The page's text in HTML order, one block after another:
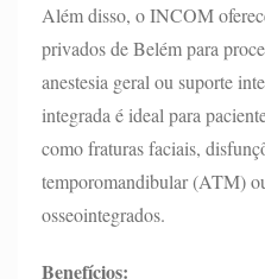
Além disso, o INCOM
privados de Belém para
anestesia geral ou suporte
integrada é ideal para
como fraturas faciais,
temporomandibular (ATM)
osseointegrados.
Benefícios: